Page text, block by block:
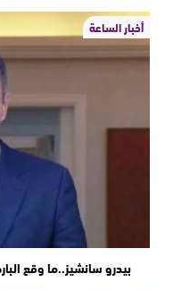
أخبار الساعة
بيدرو سانشيز..ما وقع